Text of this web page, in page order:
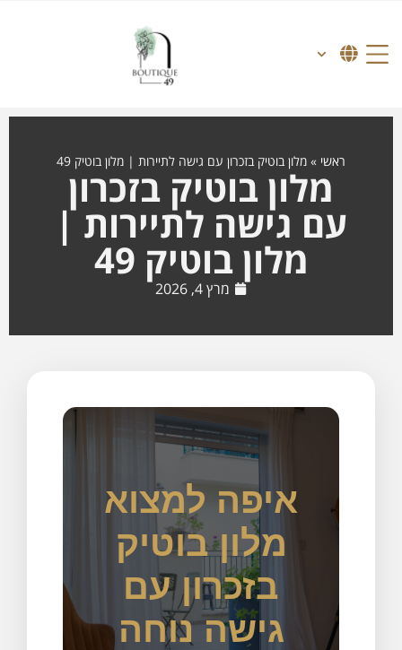
ראשי » מלון בוטיק בזכרון עם גישה לתיירות | מלון בוטיק 49
מלון בוטיק בזכרון
עם גישה לתיירות |
מלון בוטיק 49
מרץ 4, 2026
איפה למצוא
מלון בוטיק
בזכרון עם
גישה נוחה